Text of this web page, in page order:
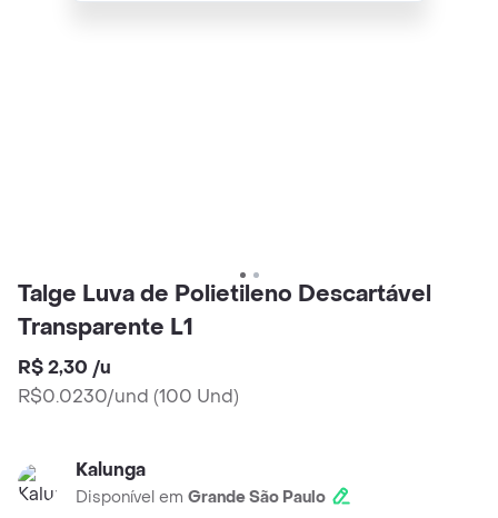
Talge Luva de Polietileno Descartável
Transparente L1
R$ 2,30 /u
R$0.0230/und (100 Und)
Kalunga
Disponível em Grande São Paulo